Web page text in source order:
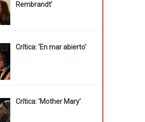
Rembrandt’
Crítica: ‘En mar abierto’
Crítica: ‘Mother Mary’